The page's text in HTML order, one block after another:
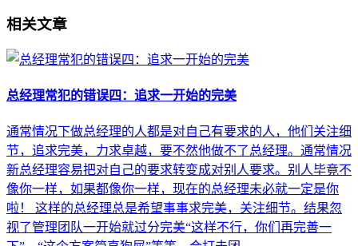
相关文章
总经理常犯的错误四：追求一开始的完美
通常情况下做总经理的人都是对自己有要求的人，他们关注细
节，追求完美，力求卓越，要不然他做不了总经理。通常情况
新总经理容易把对自己的要求转变成对别人要求。别人毕竟不
像你一样，如果都像你一样，现在的总经理未必就一定是你
啦！ 这样的总经理总是希望事事求完美，关注细节。结果忽
视了管理团队一开始就过分完美“这样不行，你们再完善一